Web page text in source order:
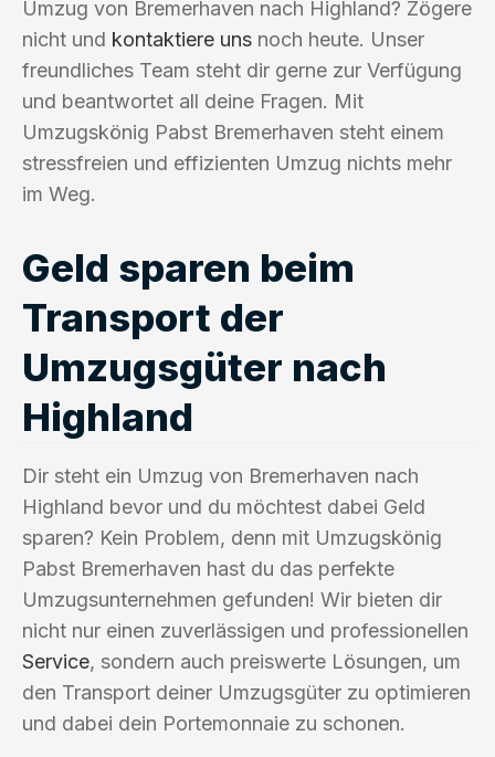
Umzug von Bremerhaven nach Highland? Zögere
nicht und kontaktiere uns noch heute. Unser
freundliches Team steht dir gerne zur Verfügung
und beantwortet all deine Fragen. Mit
Umzugskönig Pabst Bremerhaven steht einem
stressfreien und effizienten Umzug nichts mehr
im Weg.
Geld sparen beim
Transport der
Umzugsgüter nach
Highland
Dir steht ein Umzug von Bremerhaven nach
Highland bevor und du möchtest dabei Geld
sparen? Kein Problem, denn mit Umzugskönig
Pabst Bremerhaven hast du das perfekte
Umzugsunternehmen gefunden! Wir bieten dir
nicht nur einen zuverlässigen und professionellen
Service, sondern auch preiswerte Lösungen, um
den Transport deiner Umzugsgüter zu optimieren
und dabei dein Portemonnaie zu schonen.